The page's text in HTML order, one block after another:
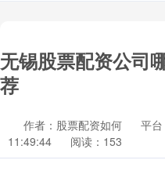
无锡股票配资公司
荐
作者：股票配资如何 平
11:49:44
阅读：153